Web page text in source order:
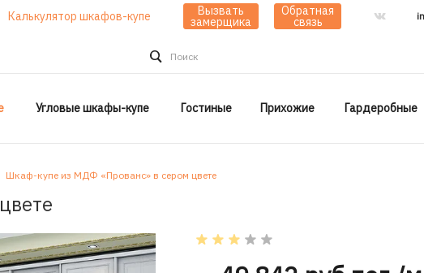
Калькулятор шкафов-купе Вызвать
замерщика
Обратная
связь
Поиск
Угловые шкафы-купе Гостиные Прихожие Гардеробные
Шкаф-купе из МДФ «Прованс» в сером цвете